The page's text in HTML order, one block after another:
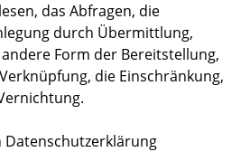
das Abfragen, die
durch Übermittlung,
Form der Bereitstellung,
die Einschränkung,